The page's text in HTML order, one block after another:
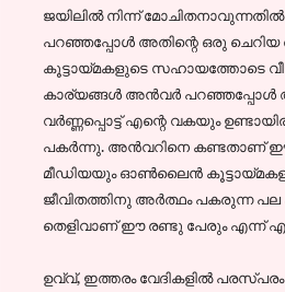
ജയിലില്‍ നിന്ന്
പറഞ്ഞപ്പോള്‍ അതിന്റെ ഒരു
കൂട്ടായ്മകളുടെ സഹായത്തോടെ വീട്
കാര്യങ്ങള്‍ അന്‍വര്‍ പറഞ്ഞപ്പോള്‍
വര്‍ണ്ണപ്പൊട്ട് എന്റെ വകയും
പകര്‍ന്നു. അന്‍വറിനെ കണ്ടതാണ് ഈ
മീഡിയയും ഓണ്‍ലൈന്‍
ജീവിതത്തിനു അര്‍ത്ഥം പകരുന്ന
തെളിവാണ് ഈ രണ്ടു പേരും എന്ന്
ഉവ്വ്, ഇത്തരം വേദികളില്‍